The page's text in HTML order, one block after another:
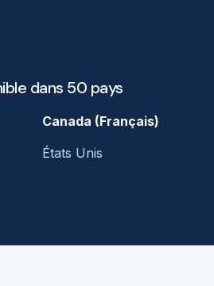
dans 50 pays
Canada (Français)
États Unis